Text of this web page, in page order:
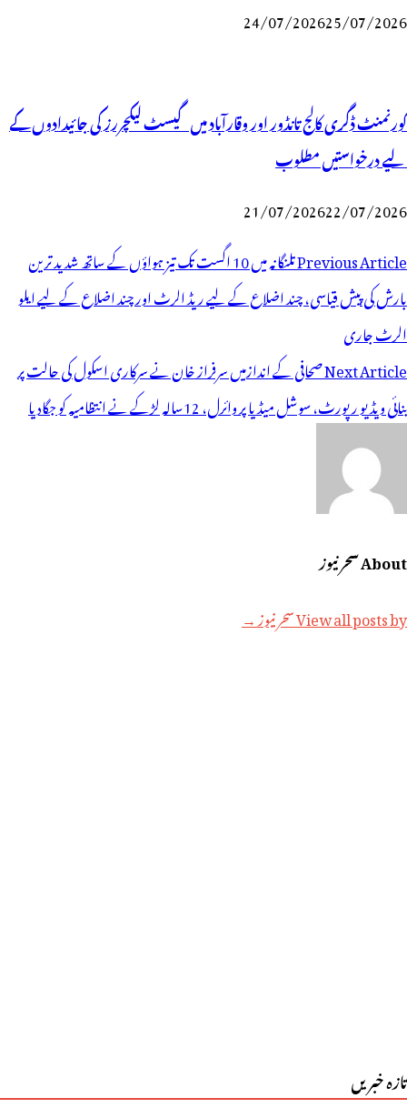
24/07/202625/07/2026
گورنمنٹ ڈگری کالج تانڈور اور وقارآباد میں گیسٹ لیکچررز کی جائیدادوں کے
لیے درخواستیں مطلوب
21/07/202622/07/2026
پوسٹوں
کی
نیویگیشن
Previous Article
تلنگانہ میں 10 اگست تک تیز ہواؤں کے ساتھ شدید ترین
بارش کی پیش قیاسی، چند اضلاع کے لیے ریڈ الرٹ اور چند اضلاع کے لیے ایلو
الرٹ جاری
Next Articleصحافی کے اندازمیں سرفراز خان نے سرکاری اسکول کی حالت پر
بنائی ویڈیو رپورٹ، سوشل میڈیا پر وائرل، 12سالہ لڑکے نے انتظامیہ کو جگادیا
About سحر نیوز
View all posts by سحر نیوز →
تازہ خبریں